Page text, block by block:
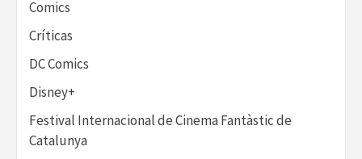
Comics
Críticas
DC Comics
Disney+
Festival Internacional de Cinema Fantàstic de
Catalunya